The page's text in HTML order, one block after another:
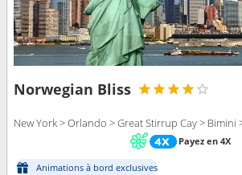
Norwegian Bliss
New York > Orlando > Great Stirrup Cay > Bimini
Payez en 4X
Animations à bord exclusives